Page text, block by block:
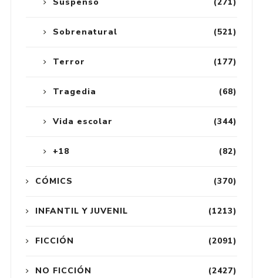
(521)
Sobrenatural
(177)
Terror
(68)
Tragedia
(344)
Vida escolar
(82)
+18
(370)
CÓMICS
(1213)
INFANTIL Y JUVENIL
(2091)
FICCIÓN
(2427)
NO FICCIÓN